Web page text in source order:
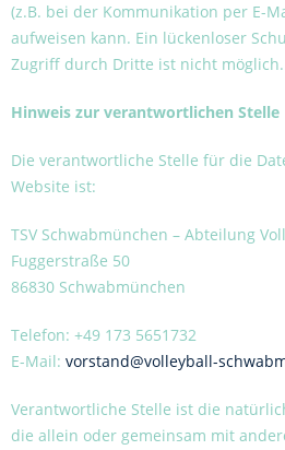
(z.B. bei der Kommunikation per E-
aufweisen kann. Ein lückenloser
Zugriff durch Dritte ist nicht möglich.
Hinweis zur verantwortlichen Stelle
Die verantwortliche Stelle für die
Website ist:
TSV Schwabmünchen – Abteilung
Fuggerstraße 50
86830 Schwabmünchen
Telefon: +49 173 5651732
E-Mail: vorstand@volleyball-
Verantwortliche Stelle ist die
die allein oder gemeinsam mit